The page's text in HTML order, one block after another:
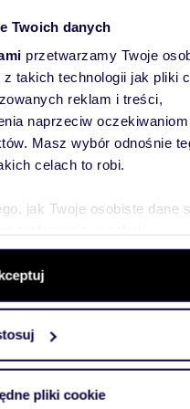
Twoich danych
przetwarzamy Twoje
takich technologii jak pliki
reklam i treści,
naprzeciw oczekiwaniom
Masz wybór odnośnie
celach to robi.
jak Twoje osobiste dane
cookie możesz zmienić
chwili.
i analizować ruch w
z naszej witryny,
te informacje z
pliki cookie
3022
Duża działka 3022 m² pod dom z ogrodem,
659
Duża
a